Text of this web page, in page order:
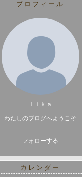
プロフィール
ｌｉｋａ
わたしのブログへようこそ
フォローする
カレンダー